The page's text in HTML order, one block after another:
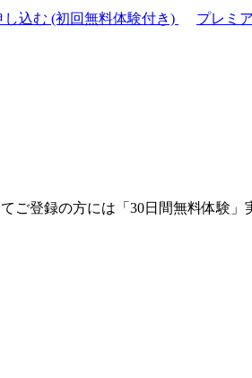
し込む (初回無料体験付き)
プレミ
ご登録の方には「30日間無料体験」